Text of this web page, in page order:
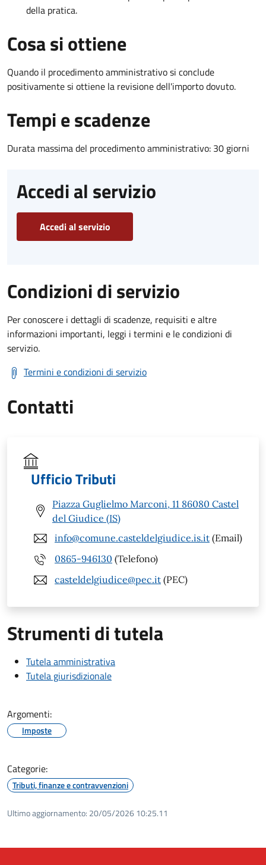
della pratica.
Cosa si ottiene
Quando il procedimento amministrativo si conclude
positivamente si ottiene la revisione dell'importo dovuto.
Tempi e scadenze
Durata massima del procedimento amministrativo: 30 giorni
Accedi al servizio
Accedi al servizio
Condizioni di servizio
Per conoscere i dettagli di scadenze, requisiti e altre
informazioni importanti, leggi i termini e le condizioni di
servizio.
Termini e condizioni di servizio
Contatti
Ufficio Tributi
Piazza Guglielmo Marconi, 11 86080 Castel
del Giudice (IS)
info@comune.casteldelgiudice.is.it (Email)
0865-946130 (Telefono)
casteldelgiudice@pec.it (PEC)
Strumenti di tutela
Tutela amministrativa
Tutela giurisdizionale
Argomenti:
Imposte
Categorie:
Tributi, finanze e contravvenzioni
Ultimo aggiornamento: 20/05/2026 10:25.11